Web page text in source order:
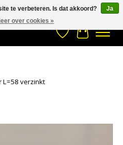
Stuur een Whatsapp bericht
Verlanglijst
L=58 verzinkt
te verbeteren. Is dat akkoord?
Ja
over cookies »